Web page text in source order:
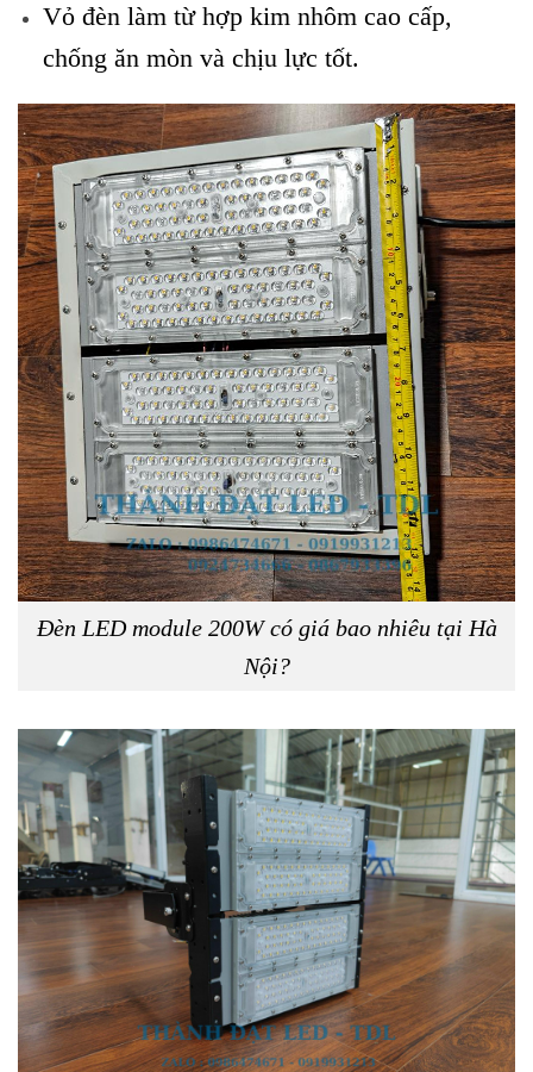
Vỏ đèn làm từ hợp kim nhôm cao cấp,
chống ăn mòn và chịu lực tốt.
Đèn LED module 200W có giá bao nhiêu tại Hà
Nội?